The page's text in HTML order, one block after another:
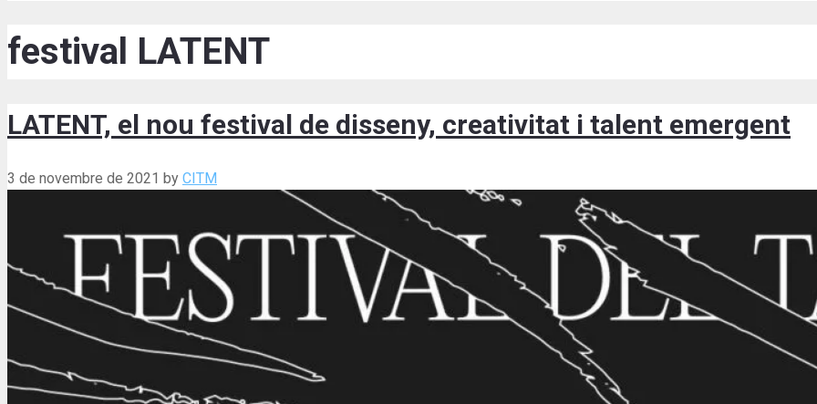
festival LATENT
LATENT, el nou festival de disseny, creativitat i talent emergent
3 de novembre de 2021 by CITM